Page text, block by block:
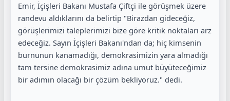
Emir, İçişleri Bakanı Mustafa Çiftçi ile görüşmek üzere
randevu aldıklarını da belirtip "Birazdan gideceğiz,
görüşlerimizi taleplerimizi bize göre kritik noktaları arz
edeceğiz. Sayın İçişleri Bakanı'ndan da; hiç kimsenin
burnunun kanamadığı, demokrasimizin yara almadığı
tam tersine demokrasimiz adına umut büyüteceğimiz
bir adımın olacağı bir çözüm bekliyoruz." dedi.